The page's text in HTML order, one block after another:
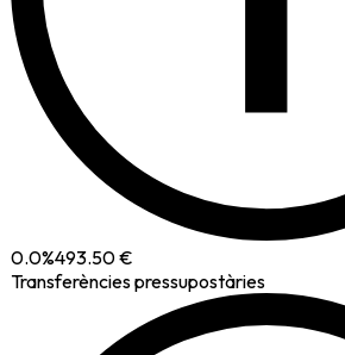
0.0%493.50 €
Transferències pressupostàries